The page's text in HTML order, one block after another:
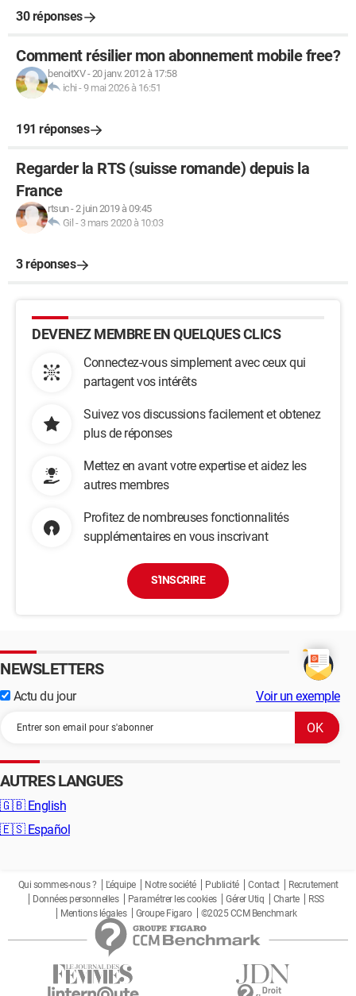
30 réponses
Comment résilier mon abonnement mobile free?
benoitXV-20 janv. 2012 à 17:58
ichi -9 mai 2026 à 16:51
191 réponses
Regarder la RTS (suisse romande) depuis la
France
rtsun-2 juin 2019 à 09:45
Gil - 3 mars 2020 à 10:03
3 réponses
DEVENEZ MEMBRE EN QUELQUES CLICS
Connectez-vous simplement avec ceux qui
partagent vos intérêts
Suivez vos discussions facilement et obtenez
plus de réponses
Mettez en avant votre expertise et aidez les
autres membres
Profitez de nombreuses fonctionnalités
supplémentaires en vous inscrivant
S'INSCRIRE
NEWSLETTERS
Actu du jour Voir un exemple
AUTRES LANGUES
🇬🇧 English
🇪🇸 Español
Qui sommes-nous ? L'équipe Notre société Publicité Contact
Recrutement
Données personnelles
Paramétrer les cookies Gérer Utiq Charte
RSS
Mentions légales
Groupe Figaro ©2025 CCM Benchmark